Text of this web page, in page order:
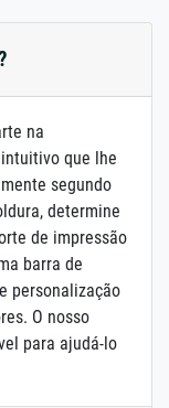
na
que lhe
segundo
determine
de impressão
barra de
personalização
O nosso
para ajudá-lo